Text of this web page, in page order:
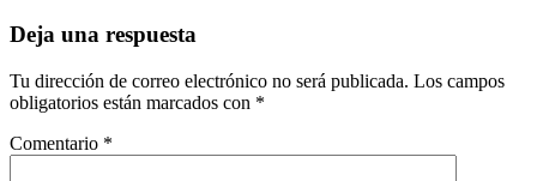
Deja una respuesta
Tu dirección de correo electrónico no será publicada. Los campos
obligatorios están marcados con *
Comentario *